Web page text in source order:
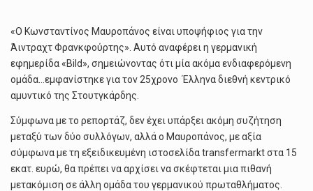
«Ο Κωνσταντίνος Μαυροπάνος είναι υποψήφιος για την
Άιντραχτ Φρανκφούρτης». Αυτό αναφέρει η γερμανική
εφημερίδα «Bild», σημειώνοντας ότι μία ακόμα ενδιαφερόμενη
ομάδα…εμφανίστηκε για τον 25χρονο Έλληνα διεθνή κεντρικό
αμυντικό της Στουτγκάρδης.
Σύμφωνα με το ρεπορτάζ, δεν έχει υπάρξει ακόμη συζήτηση
μεταξύ των δύο συλλόγων, αλλά ο Μαυροπάνος, με αξία
σύμφωνα με τη εξειδικευμένη ιστοσελίδα transfermarkt στα 15
εκατ. ευρώ, θα πρέπει να αρχίσει να σκέφτεται μια πιθανή
μετακόμιση σε άλλη ομάδα του γερμανικού πρωταθλήματος.